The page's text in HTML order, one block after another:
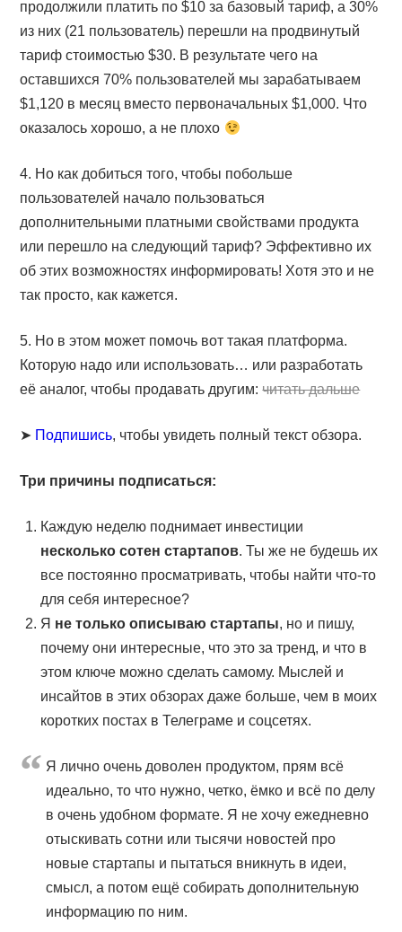
продолжили платить по $10 за базовый тариф, а 30%
из них (21 пользователь) перешли на продвинутый
тариф стоимостью $30. В результате чего на
оставшихся 70% пользователей мы зарабатываем
$1,120 в месяц вместо первоначальных $1,000. Что
оказалось хорошо, а не плохо
4. Но как добиться того, чтобы побольше
пользователей начало пользоваться
дополнительными платными свойствами продукта
или перешло на следующий тариф? Эффективно их
об этих возможностях информировать! Хотя это и не
так просто, как кажется.
5. Но в этом может помочь вот такая платформа.
Которую надо или использовать… или разработать
её аналог, чтобы продавать другим:читать дальше
➤ Подпишись, чтобы увидеть полный текст обзора.
Три причины подписаться:
Каждую неделю поднимает инвестиции
несколько сотен стартапов. Ты же не будешь их
все постоянно просматривать, чтобы найти что-то
для себя интересное?
Я не только описываю стартапы, но и пишу,
почему они интересные, что это за тренд, и что в
этом ключе можно сделать самому. Мыслей и
инсайтов в этих обзорах даже больше, чем в моих
коротких постах в Телеграме и соцсетях.
Я лично очень доволен продуктом, прям всё
идеально, то что нужно, четко, ёмко и всё по делу
в очень удобном формате. Я не хочу ежедневно
отыскивать сотни или тысячи новостей про
новые стартапы и пытаться вникнуть в идеи,
смысл, а потом ещё собирать дополнительную
информацию по ним.